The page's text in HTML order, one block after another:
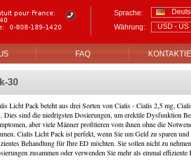
Sprache:
Währung:
USD - US
FAQ
30
Licht Pack beteht aus drei Sorten von Cialis - Cialis 2,5 mg,
Dies sind die niedrigsten Dosierungen, um erektile Dysfunktion
aber viele Männer profitieren vom ihnen ohne die
Cialis Licht Pack ist perfekt, wenn Sie um Geld zu sparen
Behandlung für Ihre ED möchten. Sie sollen nicht zu
zusammen oder verwenden Sie mehr als einmal